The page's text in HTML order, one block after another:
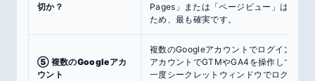
切か？
Pages」または「ページビュー」は、全
ため、最も確実です。
⑤ 複数のGoogleアカ
ウント
複数のGoogleアカウントでログインして
アカウントでGTMやGA4を操作している
一度シークレットウィンドウでログイン